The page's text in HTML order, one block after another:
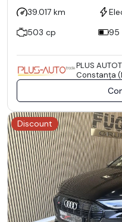
39.017 km
503 cp
95
PLUS
Constanţa
Discount